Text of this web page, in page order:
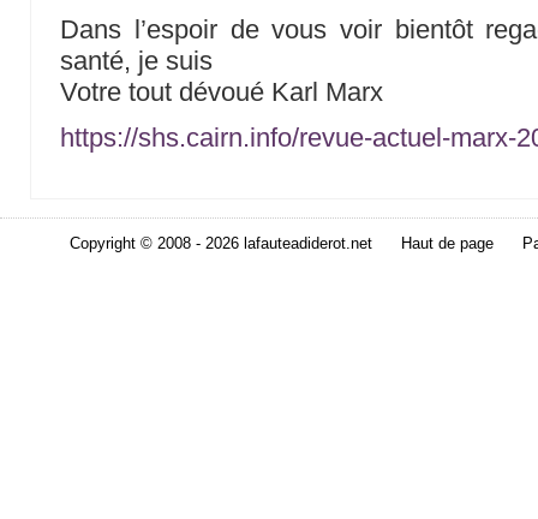
Dans l’espoir de vous voir bientôt
santé, je suis
Votre tout dévoué Karl Marx
https://shs.cairn.info/revue-actuel-marx-
Copyright © 2008 - 2026 lafauteadiderot.net Haut de page